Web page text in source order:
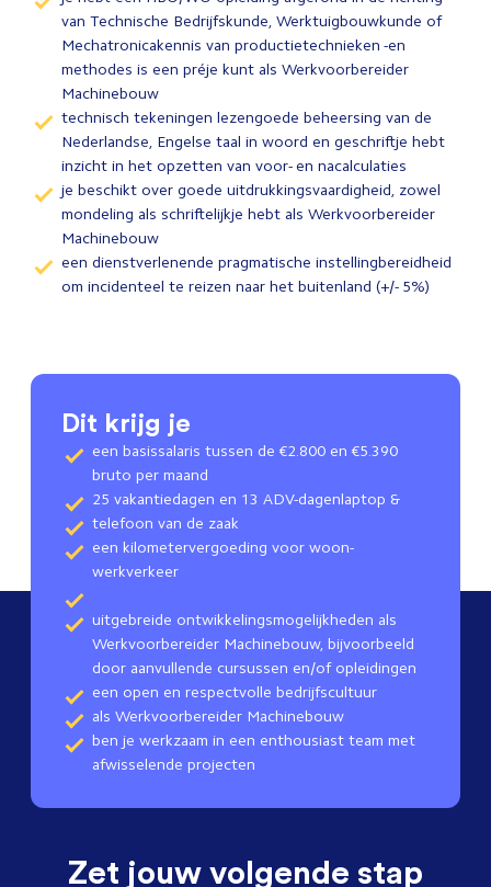
van Technische Bedrijfskunde, Werktuigbouwkunde of
Mechatronicakennis van productietechnieken -en
methodes is een préje kunt als Werkvoorbereider
Machinebouw
technisch tekeningen lezengoede beheersing van de
Nederlandse, Engelse taal in woord en geschriftje hebt
inzicht in het opzetten van voor- en nacalculaties
je beschikt over goede uitdrukkingsvaardigheid, zowel
mondeling als schriftelijkje hebt als Werkvoorbereider
Machinebouw
een dienstverlenende pragmatische instellingbereidheid
om incidenteel te reizen naar het buitenland (+/- 5%)
Dit krijg je
een basissalaris tussen de €2.800 en €5.390
bruto per maand
25 vakantiedagen en 13 ADV-dagenlaptop &
telefoon van de zaak
een kilometervergoeding voor woon-
werkverkeer
uitgebreide ontwikkelingsmogelijkheden als
Werkvoorbereider Machinebouw, bijvoorbeeld
door aanvullende cursussen en/of opleidingen
een open en respectvolle bedrijfscultuur
als Werkvoorbereider Machinebouw
ben je werkzaam in een enthousiast team met
afwisselende projecten
Zet jouw volgende stap